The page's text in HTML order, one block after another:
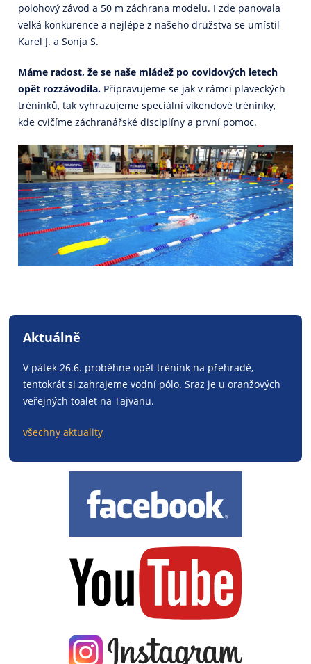
polohový závod a 50 m záchrana modelu. I zde panovala
velká konkurence a nejlépe z našeho družstva se umístil
Karel J. a Sonja S.
Máme radost, že se naše mládež po covidových letech
opět rozzávodila. Připravujeme se jak v rámci plaveckých
tréninků, tak vyhrazujeme speciální víkendové tréninky,
kde cvičíme záchranářské disciplíny a první pomoc.
Aktuálně
V pátek 26.6. proběhne opět trénink na přehradě,
tentokrát si zahrajeme vodní pólo. Sraz je u oranžových
veřejných toalet na Tajvanu.
všechny aktuality